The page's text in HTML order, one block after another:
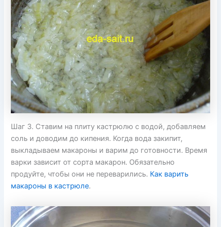
Шаг 3. Ставим на плиту кастрюлю с водой, добавляем
соль и доводим до кипения. Когда вода закипит,
выкладываем макароны и варим до готовности. Время
варки зависит от сорта макарон. Обязательно
продуйте, чтобы они не переварились. Как варить
макароны в кастрюле.